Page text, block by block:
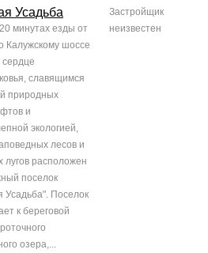
Усадьба
минутах езды от
Калужскому шоссе
сердце
славящимся
природных
и
экологией,
лесов и
лугов расположен
поселок
Усадьба". Поселок
к береговой
озера,...
Застройщик
неизвестен